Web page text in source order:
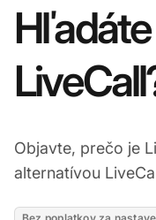
Objavte, prečo je
alternatívou